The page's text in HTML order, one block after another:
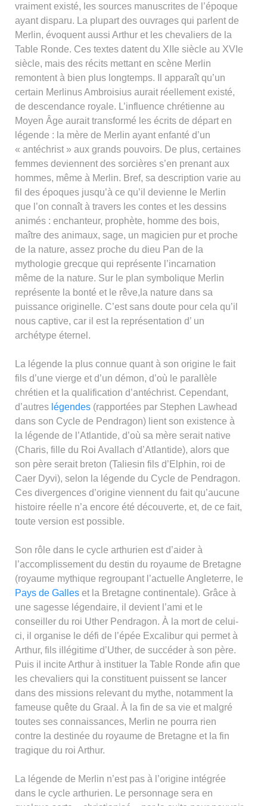
vraiment existé, les sources manuscrites de l’époque
ayant disparu. La plupart des ouvrages qui parlent de
Merlin, évoquent aussi Arthur et les chevaliers de la
Table Ronde. Ces textes datent du XIIe siècle au XVIe
siècle, mais des récits mettant en scène Merlin
remontent à bien plus longtemps. Il apparaît qu’un
certain Merlinus Ambroisius aurait réellement existé,
de descendance royale. L’influence chrétienne au
Moyen Âge aurait transformé les écrits de départ en
légende : la mère de Merlin ayant enfanté d’un
« antéchrist » aux grands pouvoirs. De plus, certaines
femmes deviennent des sorcières s’en prenant aux
hommes, même à Merlin. Bref, sa description varie au
fil des époques jusqu’à ce qu’il devienne le Merlin
que l’on connaît à travers les contes et les dessins
animés : enchanteur, prophète, homme des bois,
maître des animaux, sage, un magicien pur et proche
de la nature, assez proche du dieu Pan de la
mythologie grecque qui représente l’incarnation
même de la nature. Sur le plan symbolique Merlin
représente la bonté et le rêve,la nature dans sa
puissance originelle. C’est sans doute pour cela qu’il
nous captive, car il est la représentation d’ un
archétype éternel.
La légende la plus connue quant à son origine le fait
fils d’une vierge et d’un démon, d’où le parallèle
chrétien et la qualification d’antéchrist. Cependant,
d’autres légendes (rapportées par Stephen Lawhead
dans son Cycle de Pendragon) lient son existence à
la légende de l’Atlantide, d’où sa mère serait native
(Charis, fille du Roi Avallach d’Atlantide), alors que
son père serait breton (Taliesin fils d’Elphin, roi de
Caer Dyvi), selon la légende du Cycle de Pendragon.
Ces divergences d’origine viennent du fait qu’aucune
histoire réelle n’a encore été découverte, et, de ce fait,
toute version est possible.
Son rôle dans le cycle arthurien est d’aider à
l’accomplissement du destin du royaume de Bretagne
(royaume mythique regroupant l’actuelle Angleterre, le
Pays de Galles et la Bretagne continentale). Grâce à
une sagesse légendaire, il devient l’ami et le
conseiller du roi Uther Pendragon. À la mort de celui-
ci, il organise le défi de l’épée Excalibur qui permet à
Arthur, fils illégitime d’Uther, de succéder à son père.
Puis il incite Arthur à instituer la Table Ronde afin que
les chevaliers qui la constituent puissent se lancer
dans des missions relevant du mythe, notamment la
fameuse quête du Graal. À la fin de sa vie et malgré
toutes ses connaissances, Merlin ne pourra rien
contre la destinée du royaume de Bretagne et la fin
tragique du roi Arthur.
La légende de Merlin n’est pas à l’origine intégrée
dans le cycle arthurien. Le personnage sera en